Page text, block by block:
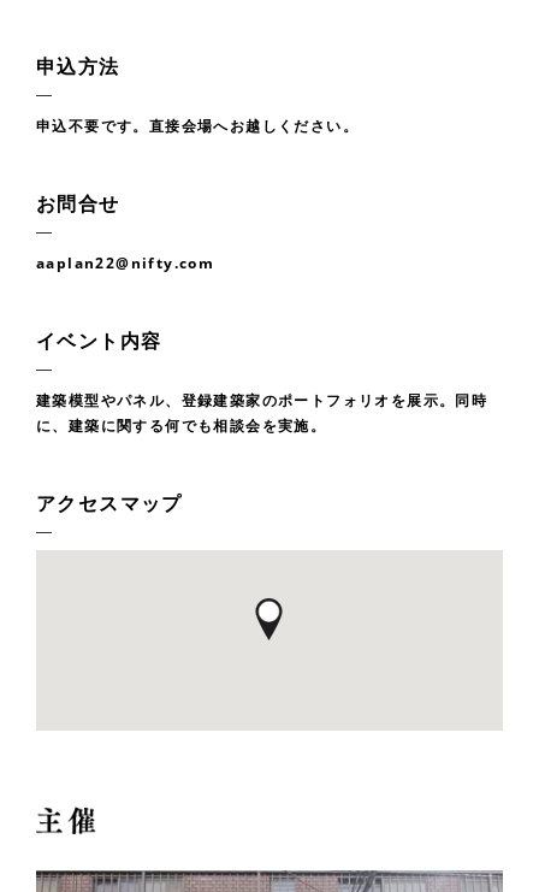
申込方法
申込不要です。直接会場へお越しください。
お問合せ
aaplan22@nifty.com
イベント内容
建築模型やパネル、登録建築家のポートフォリオを展示。同時
に、建築に関する何でも相談会を実施。
アクセスマップ